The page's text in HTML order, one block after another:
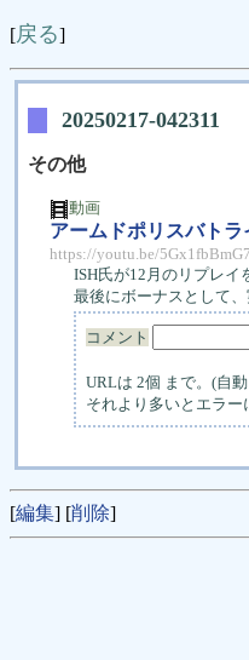
[戻る]
20250217-042311
その他
動画
アームドポリスバト
https://youtu.be/
ISH氏が12月のリプレイ
最後にボーナスとして
コメント
URLは 2個 まで。(自
それより多いとエラー
[編集] [削除]